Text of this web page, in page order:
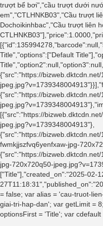
trượt bể bơi","cầu trượt dưới
em","CTLHNKB03","Cầu trượt
Dochoikinhbac","Cầu trượt liên
Title","options":["Default
{"src":"https://
{"src":"https://
[{"src":"https://
jpeg.jpg?v=1739348004913"},
{"src":"https://
fwmkjjszfvq6yenfxaw-jpg-
{"src":"https://
jpg-720x720q50-
["Title"],"created_on":"2025-02-
= false; var alias = 'cau-truot-
giai-tri-hap-dan'; var getLimit =
optionsFirst = 'Title'; var cdefault